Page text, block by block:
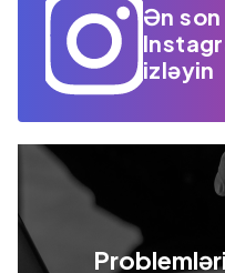
Ən
izləyin